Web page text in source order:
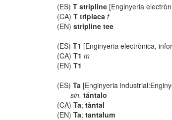
(ES)T stripline [Enginyeria
(CA)T triplaca f
(EN)stripline tee
(ES)T1 [Enginyeria electrònica,
(CA)T1 m
(EN)T1
(ES)Ta [Enginyeria
sin. tántalo
(CA)Ta;tàntal
(EN)Ta;tantalum